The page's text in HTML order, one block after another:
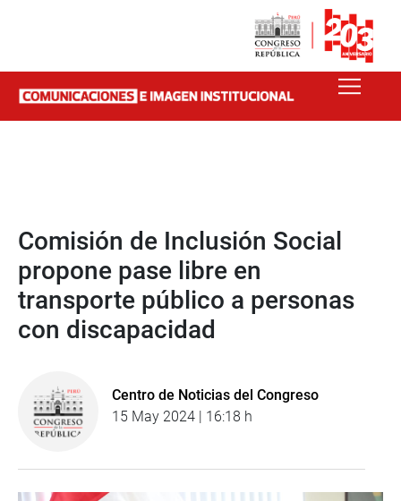
Comisión de Inclusión Social
propone pase libre en
transporte público a personas
con discapacidad
Centro de Noticias del Congreso
15 May 2024 | 16:18 h